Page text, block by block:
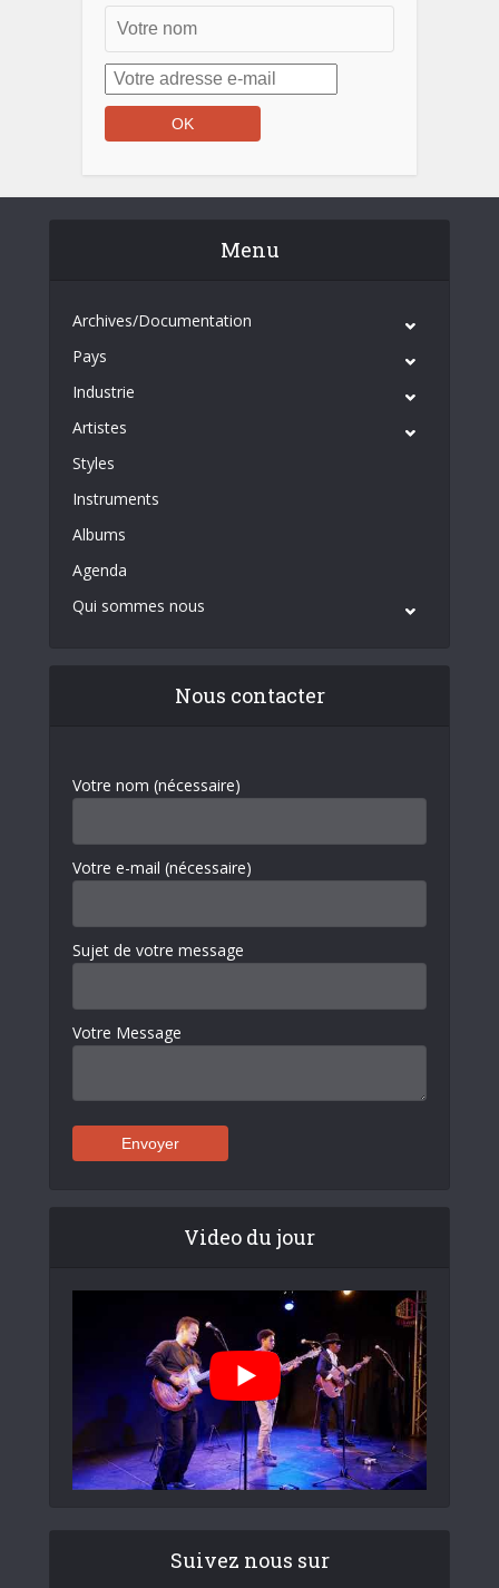
Menu
Archives/Documentation
Pays
Industrie
Artistes
Styles
Instruments
Albums
Agenda
Qui sommes nous
Nous contacter
Votre nom (nécessaire)
Votre e-mail (nécessaire)
Sujet de votre message
Votre Message
Video du jour
Suivez nous sur